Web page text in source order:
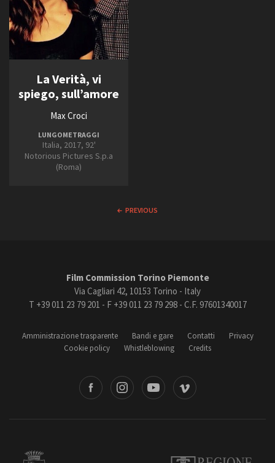
La Verità, vi
spiego, sull’amore
Max Croci
LUNGOMETRAGGI
Italia, 2017, 92'
Notorious Pictures S.p.a
(Roma)
PREVIOUS
Film Commission Torino Piemonte
Via Cagliari 42, 10153 Torino - Italy
T +39 011 23 79 201 - F +39 011 23 79 298 - C.F. 97601340017
Amministrazione trasparente Bandi e gare Contatti
Privacy
Cookie policy
Whistleblowing Credits
Vimeo